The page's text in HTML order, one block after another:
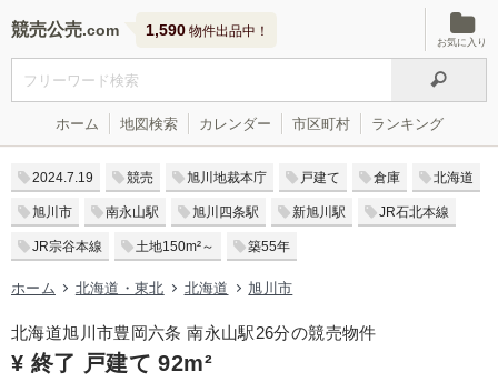
競売公売 1,590 物件出品中！
お気に入り
ホーム 地図検索 カレンダー 市区町村 ランキング
2024.7.19 競売 旭川地裁本庁 戸建て 倉庫 北海道
旭川市 南永山駅 旭川四条駅 新旭川駅 JR石北本線
JR宗谷本線 土地150m²～ 築55年
ホーム 北海道・東北 北海道 旭川市
北海道旭川市豊岡六条 南永山駅26分の競売物件
¥ 終了 戸建て 92m²